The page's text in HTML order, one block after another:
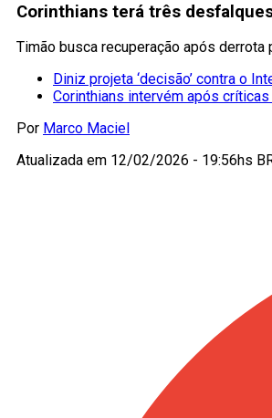
Corinthians terá três
Timão busca recuperação após
Diniz projeta ‘decisão’ contra o
Corinthians intervém após
Por Marco Maciel
Atualizada em 12/02/2026 - 19:56hs